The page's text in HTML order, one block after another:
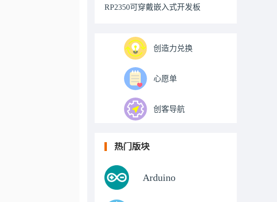
RP2350可穿戴嵌入式开发板
创造力兑换
心愿单
创客导航
热门版块
Arduino